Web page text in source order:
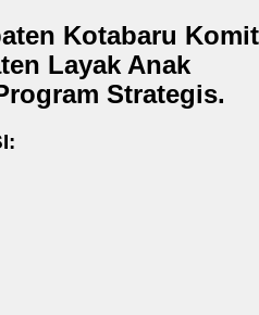
Kotabaru Komit
Layak Anak
Strategis.